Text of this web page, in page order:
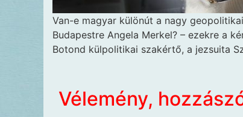
Van-e magyar különút a nagy
Budapestre Angela Merkel? – ezekre a
Botond külpolitikai szakértő, a jezsuita
Vélemény,